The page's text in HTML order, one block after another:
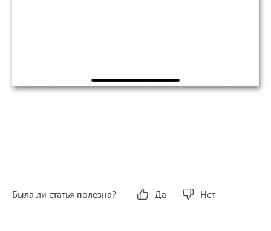
Была ли статья полезна? Да Нет